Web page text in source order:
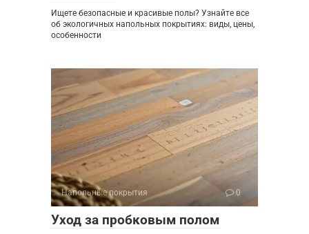
Ищете безопасные и красивые полы? Узнайте все
об экологичных напольных покрытиях: виды, цены,
особенности
Напольные покрытия 0
Уход за пробковым полом